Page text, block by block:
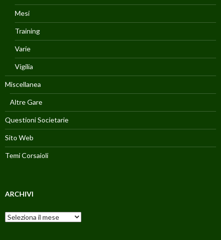
Mesi
Training
Varie
Vigilia
Miscellanea
Altre Gare
Questioni Societarie
Sito Web
Temi Corsaioli
ARCHIVI
Archivi